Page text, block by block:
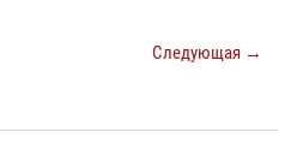
Следующая →